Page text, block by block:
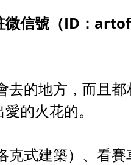
微信號（ID：
去的地方，而且
的火花的。
克式建築）、看